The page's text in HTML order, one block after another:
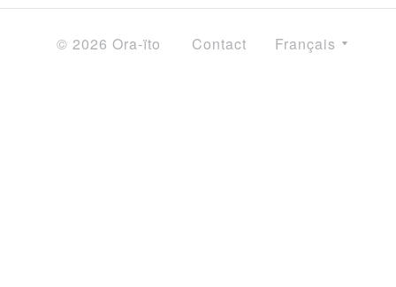
© 2026 Ora-ïto Contact Français